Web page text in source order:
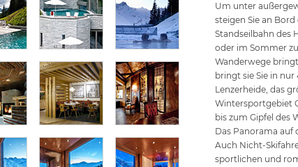
Um unter
steigen Sie an Bord
Standseilbahn des
oder im Sommer
Wanderwege
bringt sie Sie in
Lenzerheide, das
Wintersportgebiet
bis zum Gipfel des
Das Panorama auf
Auch Nicht-
sportlichen und